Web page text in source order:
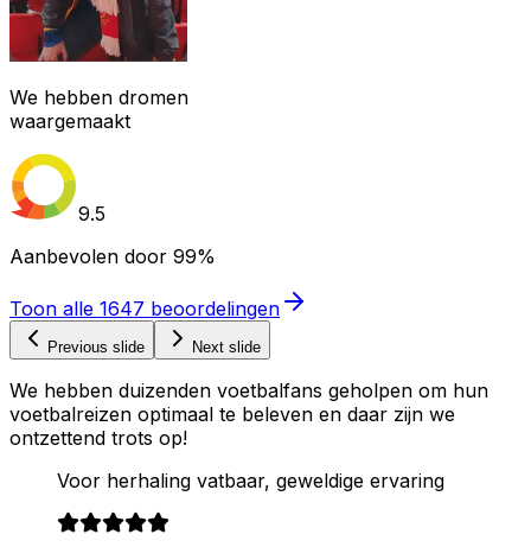
We hebben dromen
waargemaakt
9.5
Aanbevolen door 99%
Toon alle 1647 beoordelingen
Previous slide Next slide
We hebben duizenden voetbalfans geholpen om hun
voetbalreizen optimaal te beleven en daar zijn we
ontzettend trots op!
Voor herhaling vatbaar, geweldige ervaring